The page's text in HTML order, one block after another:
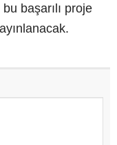
başarılı proje